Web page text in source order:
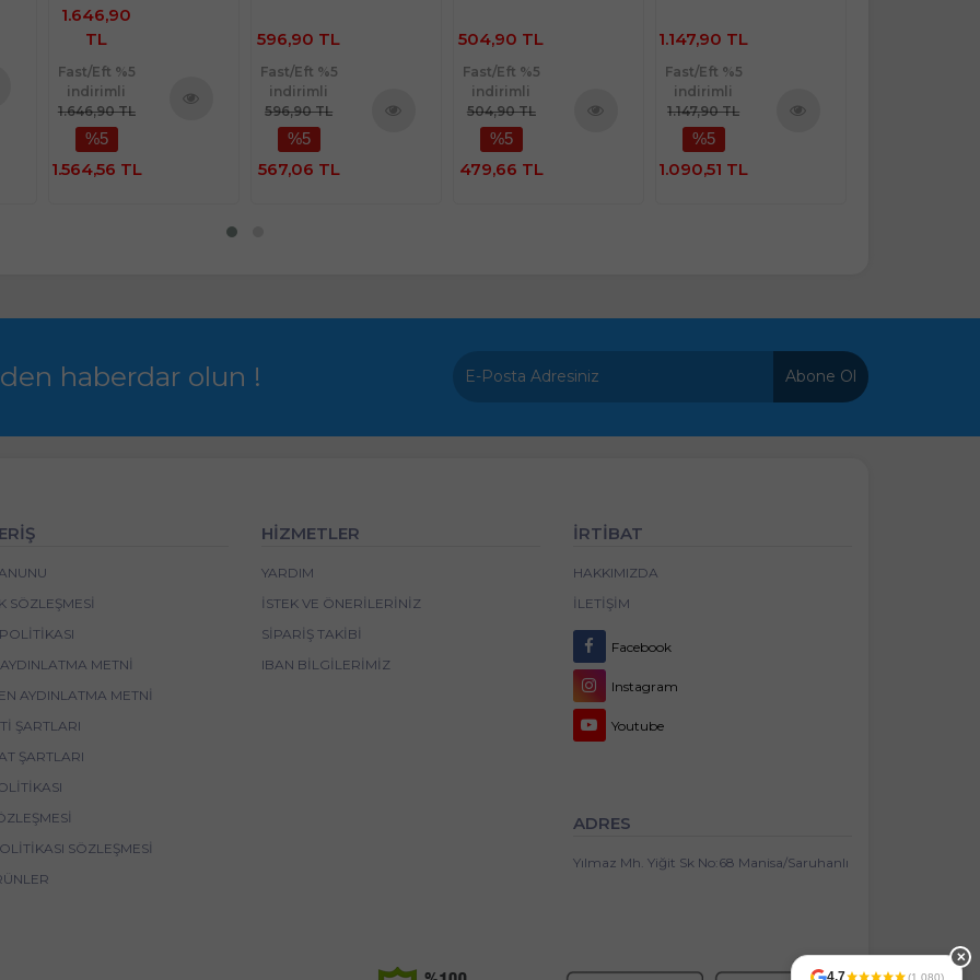
1.646,90
TL
Fast/Eft %5
indirimli
1.646,90 TL
%5
1.564,56 TL
596,90 TL
Fast/Eft %5
indirimli
596,90 TL
%5
567,06 TL
504,90 TL
Fast/Eft %5
indirimli
504,90 TL
%5
479,66 TL
1.147,90 TL
Fast/Eft %5
indirimli
1.147,90 TL
%5
1.090,51 TL
haberdar olun ! Abone Ol
SÖZLEŞMESI
METNI
AYDINLATMA METNI
ŞARTLARI
ŞARTLARI
SÖZLEŞMESI
HİZMETLER
YARDIM
İSTEK VE ÖNERILERINIZ
SIPARIŞ TAKIBI
IBAN BİLGİLERİMİZ
İRTİBAT
HAKKIMIZDA
İLETIŞIM
Facebook
Instagram
Youtube
ADRES
Yılmaz Mh. Yiğit Sk No:68 Manisa/Saruhanlı
4,7 (1.080)
✕